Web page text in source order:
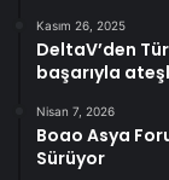
Kasım 26, 2025
DeltaV’den
başarıyla
Nisan 7, 2026
Boao Asya
Sürüyor